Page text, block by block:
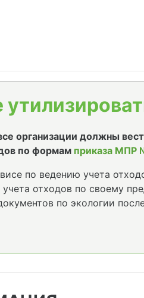
организации должны
по формам приказа МПР
по ведению учета
отходов по своему
по экологии